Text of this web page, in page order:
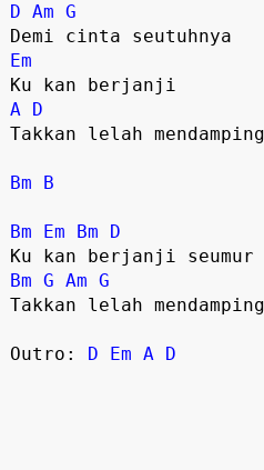
D Am G
Em
A D
Takkan lelah
Bm B
Bm Em Bm
D
Bm G Am G
Takkan lelah
Outro: D Em A D